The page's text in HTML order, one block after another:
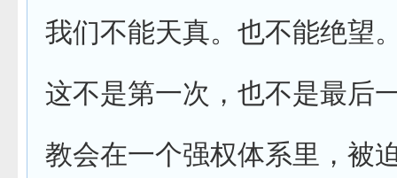
我们不能天真。也不能绝望
这不是第一次，也不是最后
教会在一个强权体系里，被